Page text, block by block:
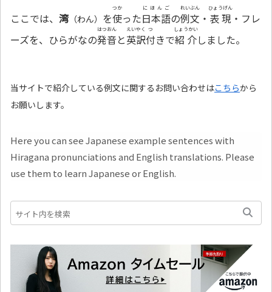
ここでは、 湾 （わん） を使
つか
った日本語
にほんご
の例文
れいぶん
・ 表現
ひょうげん
・フレ
ーズを、ひらがなの発音
はつおん
と英訳
えいやく
付
つ
きで紹介
しょうかい
しました。
当サイトで紹介している例文に関するお問い合わせはこちらから
お願いします。
Here you can see Japanese example sentences with
Hiragana pronunciations and English translations. Please
use them to learn Japanese or English.